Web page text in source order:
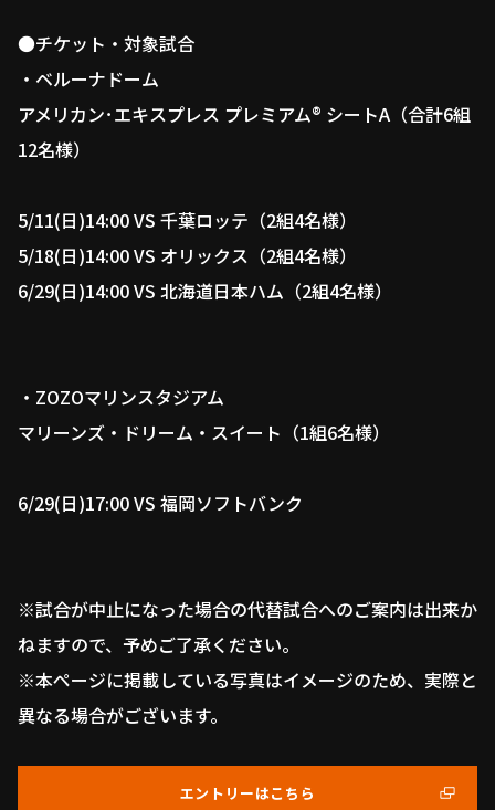
●チケット・対象試合
・ベルーナドーム
アメリカン･エキスプレス プレミアム® シートA（合計6組
12名様）
5/11(日)14:00 VS 千葉ロッテ（2組4名様）
5/18(日)14:00 VS オリックス（2組4名様）
6/29(日)14:00 VS 北海道日本ハム（2組4名様）
・ZOZOマリンスタジアム
マリーンズ・ドリーム・スイート（1組6名様）
6/29(日)17:00 VS 福岡ソフトバンク
※試合が中止になった場合の代替試合へのご案内は出来か
ねますので、予めご了承ください。
※本ページに掲載している写真はイメージのため、実際と
異なる場合がございます。
エントリーはこちら